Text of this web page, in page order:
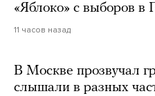
«Яблоко» с выборов в
11 часов назад
В Москве прозвучал
слышали в разных